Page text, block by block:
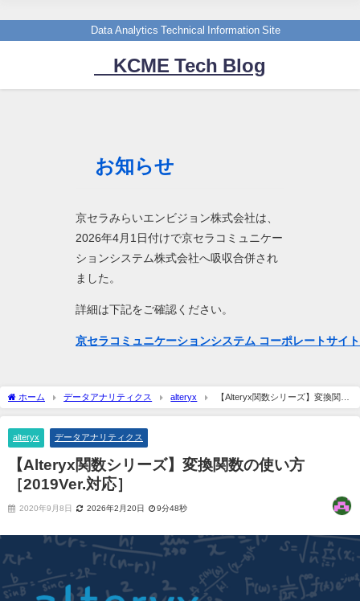
Data Analytics Technical Information Site
KCME Tech Blog
お知らせ
京セラみらいエンビジョン株式会社は、
2026年4月1日付けで京セラコミュニケー
ションシステム株式会社へ吸収合併され
ました。
詳細は下記をご確認ください。
京セラコミュニケーションシステム コーポレートサイ
ホーム データアナリティクス alteryx
【Alteryx関数シリーズ】変換関数
の使い方［2019Ver.対応］
alteryx データアナリティクス
【Alteryx関数シリーズ】変換関数の使い方
［2019Ver.対応］
2020年9月8日 2026年2月20日 9分48秒